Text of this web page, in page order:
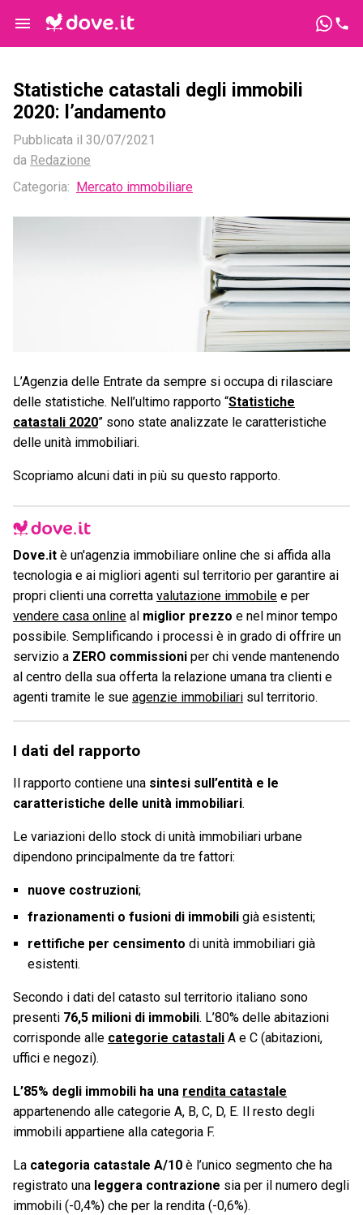
Statistiche catastali degli immobili
2020: l’andamento
Pubblicata il 30/07/2021
da Redazione
Categoria:
Mercato immobiliare
L’Agenzia delle Entrate da sempre si occupa di rilasciare
delle statistiche. Nell’ultimo rapporto “Statistiche
catastali 2020” sono state analizzate le caratteristiche
delle unità immobiliari.
Scopriamo alcuni dati in più su questo rapporto.
Dove.it è un'agenzia immobiliare online che si affida alla
tecnologia e ai migliori agenti sul territorio per garantire ai
propri clienti una corretta valutazione immobile e per
vendere casa online al miglior prezzo e nel minor tempo
possibile. Semplificando i processi è in grado di offrire un
servizio a ZERO commissioni per chi vende mantenendo
al centro della sua offerta la relazione umana tra clienti e
agenti tramite le sue agenzie immobiliari sul territorio.
I dati del rapporto
Il rapporto contiene una sintesi sull’entità e le
caratteristiche delle unità immobiliari.
Le variazioni dello stock di unità immobiliari urbane
dipendono principalmente da tre fattori:
nuove costruzioni;
frazionamenti o fusioni di immobiligià esistenti;
rettifiche per censimento di unità immobiliari già
esistenti.
Secondo i dati del catasto sul territorio italiano sono
presenti 76,5 milioni di immobili. L’80% delle abitazioni
corrisponde alle categorie catastali A e C (abitazioni,
uffici e negozi).
L’85% degli immobili ha una rendita catastale
appartenendo alle categorie A, B, C, D, E. Il resto degli
immobili appartiene alla categoria F.
La categoria catastale A/10 è l’unico segmento che ha
registrato una leggera contrazione sia per il numero degli
immobili (-0,4%) che per la rendita (-0,6%).